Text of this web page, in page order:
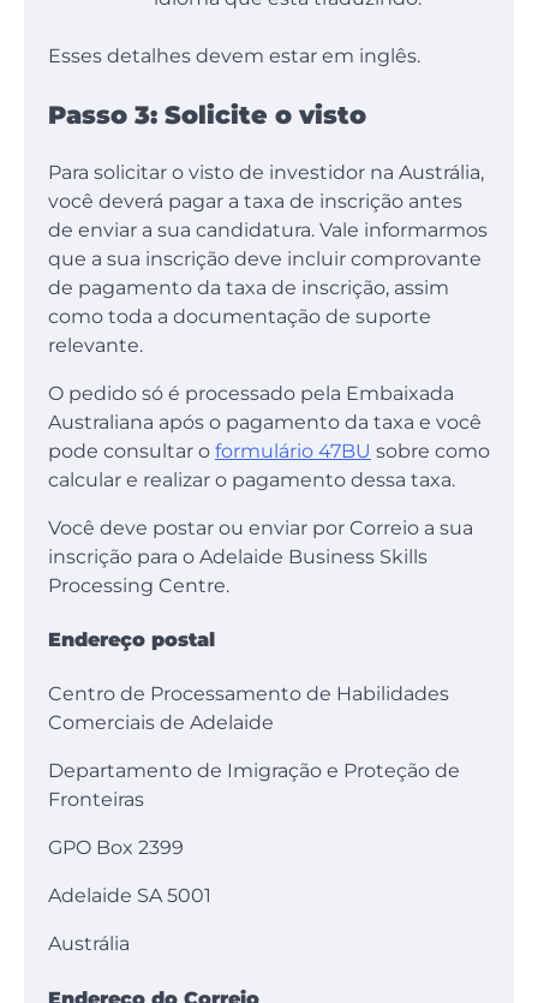
Esses detalhes devem estar em inglês.
Passo 3: Solicite o visto
Para solicitar o visto de investidor na Austrália,
você deverá pagar a taxa de inscrição antes
de enviar a sua candidatura. Vale informarmos
que a sua inscrição deve incluir comprovante
de pagamento da taxa de inscrição, assim
como toda a documentação de suporte
relevante.
O pedido só é processado pela Embaixada
Australiana após o pagamento da taxa e você
pode consultar o formulário 47BU sobre como
calcular e realizar o pagamento dessa taxa.
Você deve postar ou enviar por Correio a sua
inscrição para o Adelaide Business Skills
Processing Centre.
Endereço postal
Centro de Processamento de Habilidades
Comerciais de Adelaide
Departamento de Imigração e Proteção de
Fronteiras
GPO Box 2399
Adelaide SA 5001
Austrália
Endereço do Correio